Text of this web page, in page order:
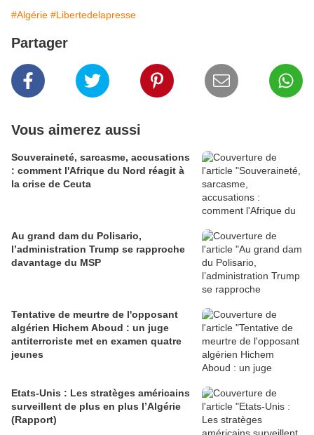
#Algérie #Libertedelapresse
Partager
Vous aimerez aussi
Souveraineté, sarcasme, accusations
: comment l'Afrique du Nord réagit à
la crise de Ceuta
Au grand dam du Polisario,
l’administration Trump se rapproche
davantage du MSP
Tentative de meurtre de l'opposant
algérien Hichem Aboud : un juge
antiterroriste met en examen quatre
jeunes
Etats-Unis : Les stratèges américains
surveillent de plus en plus l’Algérie
(Rapport)